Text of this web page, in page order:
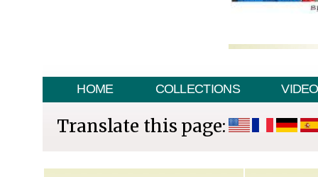
HOME COLLECTIONS VIDEO
Translate this page: